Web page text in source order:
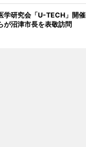
学研究会「U-TECH」開催
沼津市長を表敬訪問